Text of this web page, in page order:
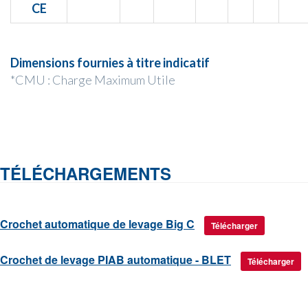
CE
Dimensions fournies à titre indicatif
*CMU : Charge Maximum Utile
TÉLÉCHARGEMENTS
Crochet automatique de levage Big C Télécharger
Crochet de levage PIAB automatique - BLET Télécharger